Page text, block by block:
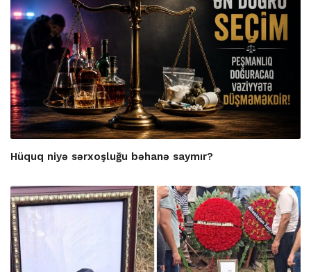
Hüquq niyə sərxoşluğu bəhanə saymır?